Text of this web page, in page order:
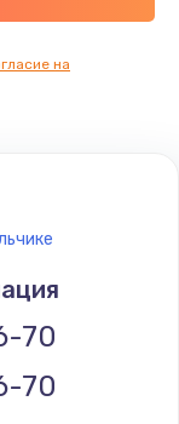
на
70
70